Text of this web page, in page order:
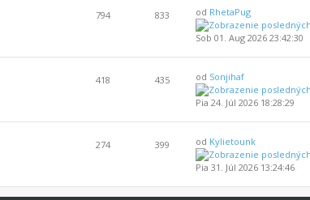
794 833 od RhetaPug
Sob 01. Aug 2026 23:42:30
418 435 od Sonjihaf
Pia 24. Júl 2026 18:28:29
274 399 od Kylietounk
Pia 31. Júl 2026 13:24:46